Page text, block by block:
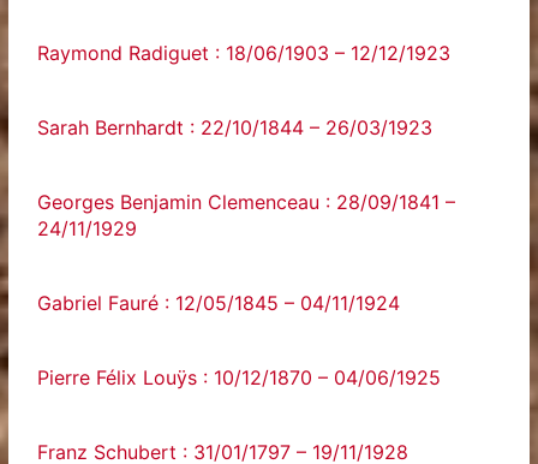
Raymond Radiguet : 18/06/1903 – 12/12/1923
Sarah Bernhardt : 22/10/1844 – 26/03/1923
Georges Benjamin Clemenceau : 28/09/1841 –
24/11/1929
Gabriel Fauré : 12/05/1845 – 04/11/1924
Pierre Félix Louÿs : 10/12/1870 – 04/06/1925
Franz Schubert : 31/01/1797 – 19/11/1928